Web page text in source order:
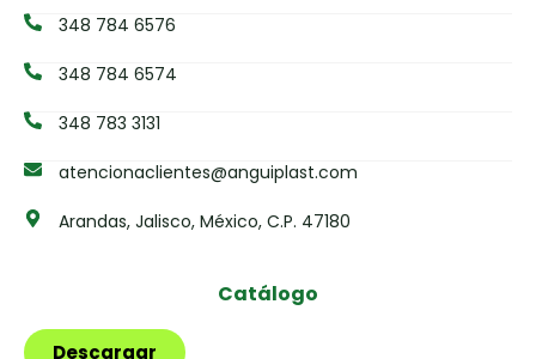
348 784 6576
348 784 6574
348 783 3131
atencionaclientes@anguiplast.com
Arandas, Jalisco, México, C.P. 47180
Catálogo
Descargar